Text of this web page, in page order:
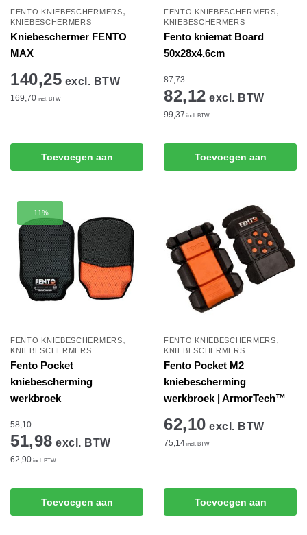
FENTO KNIEBESCHERMERS,
KNIEBESCHERMERS
Kniebeschermer FENTO
MAX
140,25 excl. BTW
169,70 incl. BTW
Toevoegen aan
FENTO KNIEBESCHERMERS,
KNIEBESCHERMERS
Fento kniemat Board
50x28x4,6cm
87,73
82,12 excl. BTW
99,37 incl. BTW
Toevoegen aan
-11%
FENTO KNIEBESCHERMERS,
KNIEBESCHERMERS
Fento Pocket
kniebescherming
werkbroek
58,10
51,98 excl. BTW
62,90 incl. BTW
Toevoegen aan
FENTO KNIEBESCHERMERS,
KNIEBESCHERMERS
Fento Pocket M2
kniebescherming
werkbroek | ArmorTech™
62,10 excl. BTW
75,14 incl. BTW
Toevoegen aan